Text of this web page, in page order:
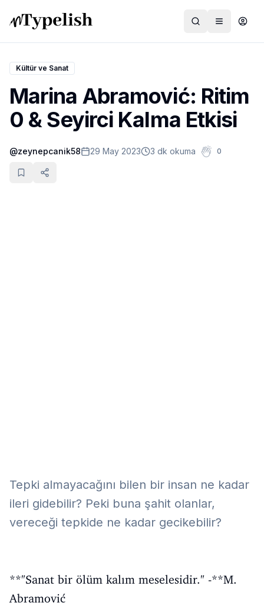
Dünya
Film ve Dizi
Kültür ve Sanat
Sağlık
Kültür ve Sanat
Marina Abramović: Ritim
0 & Seyirci Kalma Etkisi
@zeynepcanik58 29 May 2023 3 dk okuma 0
Tepki almayacağını bilen bir insan ne kadar
ileri gidebilir? Peki buna şahit olanlar,
vereceği tepkide ne kadar gecikebilir?
**"Sanat bir ölüm kalım meselesidir." -**M.
Abramović